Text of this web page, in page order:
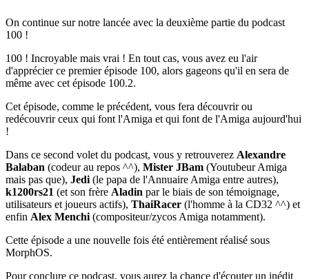
On continue sur notre lancée avec la deuxième partie du podcast
100 !
100 ! Incroyable mais vrai ! En tout cas, vous avez eu l'air
d'apprécier ce premier épisode 100, alors gageons qu'il en sera de
même avec cet épisode 100.2.
Cet épisode, comme le précédent, vous fera découvrir ou
redécouvrir ceux qui font l'Amiga et qui font de l'Amiga aujourd'hui
!
Dans ce second volet du podcast, vous y retrouverez Alexandre
Balaban (codeur au repos ^^), Mister JBam (Youtubeur Amiga
mais pas que), Jedi (le papa de l'Annuaire Amiga entre autres),
k1200rs21 (et son frère Aladin par le biais de son témoignage,
utilisateurs et joueurs actifs), ThaiRacer (l'homme à la CD32 ^^) et
enfin Alex Menchi (compositeur/zycos Amiga notamment).
Cette épisode a une nouvelle fois été entièrement réalisé sous
MorphOS.
Pour conclure ce podcast, vous aurez la chance d'écouter un inédit